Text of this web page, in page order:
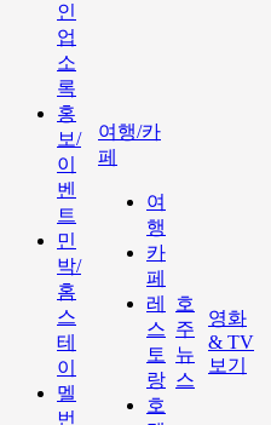
인
업
소
록
홍
보/
이
벤
트
민
박/
홈
스
테
이
멜
번
여행/카
페
여
행
카
페
레
스
토
랑
호
호
주
뉴
스
영화
& TV
보기